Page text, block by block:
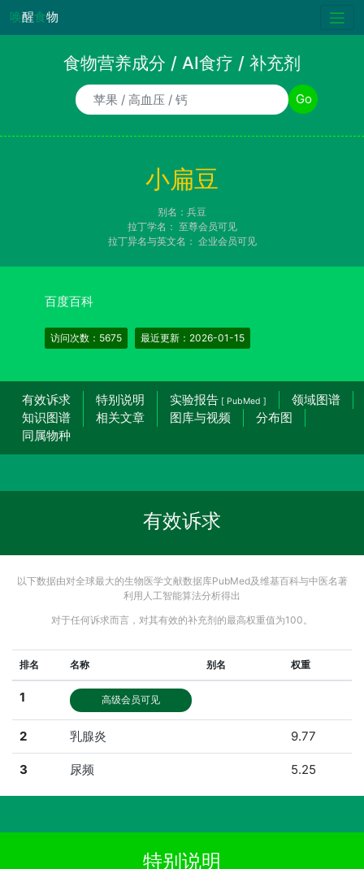
唤醒食物
食物营养成分 / AI食疗 / 补充剂
食物/AI食疗诉求/补充剂名称 Go
小扁豆
别名：兵豆
拉丁学名： 至尊会员可见
拉丁异名与英文名： 企业会员可见
百度百科
访问次数：5675 最近更新：2026-01-15
有效诉求 特别说明 实验报告 [ PubMed ]
领域图谱
知识图谱
相关文章 图库与视频
分布图
同属物种
有效诉求
以下数据由对全球最大的生物医学文献数据库PubMed及维基百科与中医名著
利用人工智能算法分析得出
对于任何诉求而言，对其有效的补充剂的最高权重值为100。
排名 名称 别名 权重
1 高级会员可见
2 乳腺炎 9.77
3 尿频 5.25
特别说明